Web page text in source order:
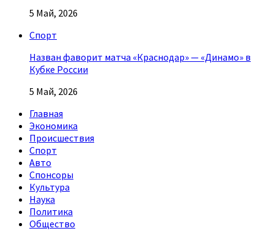
5 Май, 2026
Спорт
Назван фаворит матча «Краснодар» — «Динамо» в
Кубке России
5 Май, 2026
Главная
Экономика
Происшествия
Спорт
Авто
Спонсоры
Культура
Наука
Политика
Общество